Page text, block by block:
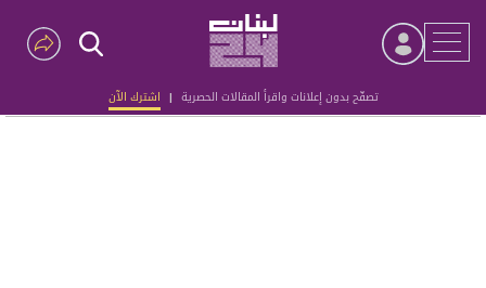
تصفّح بدون إعلانات واقرأ المقالات الحصرية | اشترك الآن
Advertisement